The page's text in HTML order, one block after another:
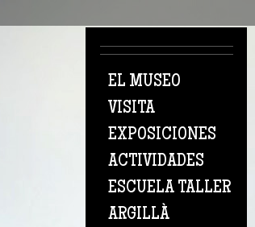
EL MUSEO
VISITA
EXPOSICIONES
ACTIVIDADES
ESCUELA TALLER
ARGILLÀ